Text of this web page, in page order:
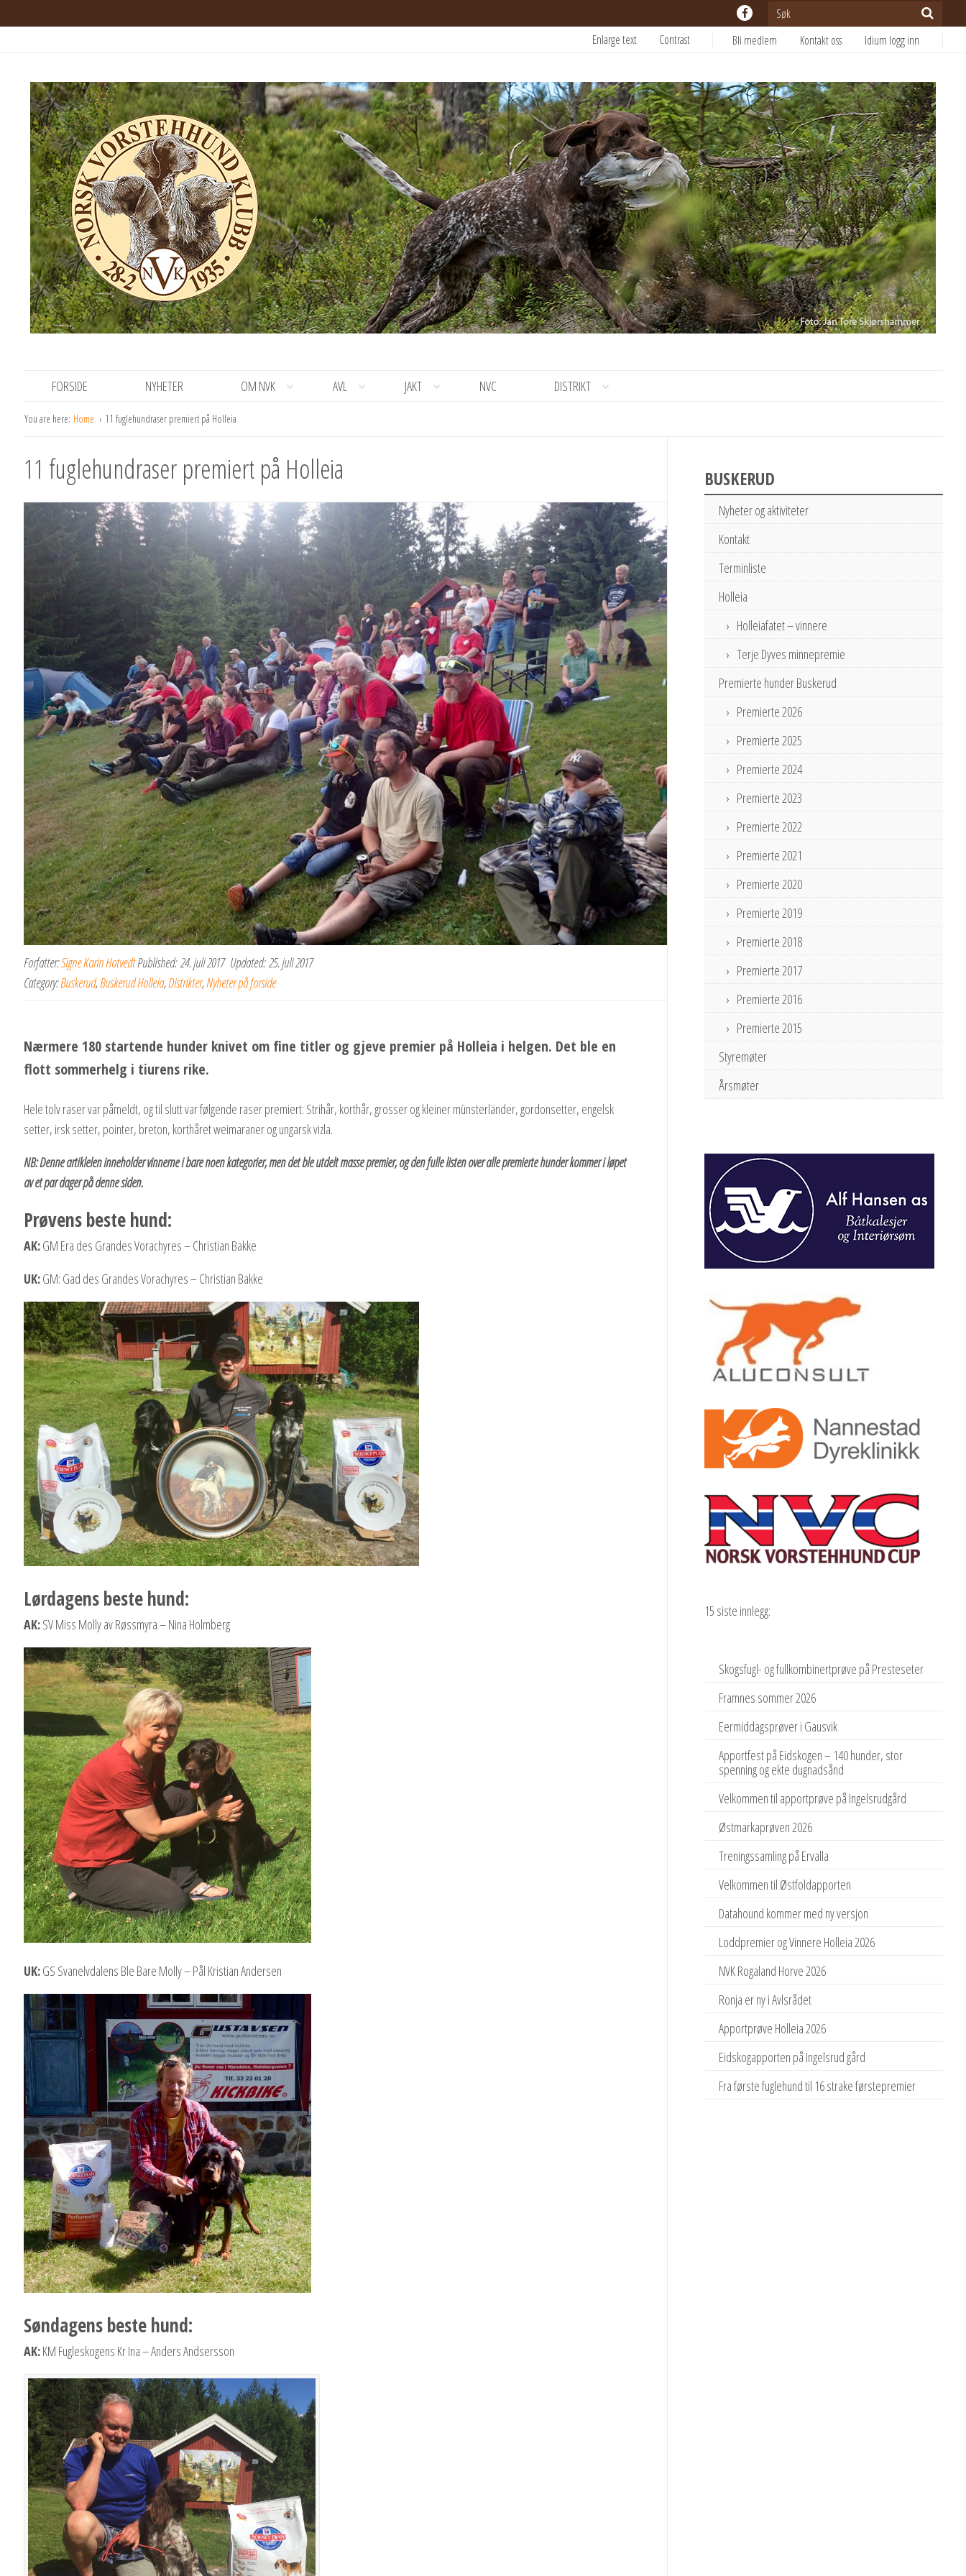
Enlarge text Contrast Bli medlem Kontakt oss Idium logg inn
FORSIDE NYHETER OM NVK AVL JAKT NVC DISTRIKT
You are here: Home 11 fuglehundraser premiert på Holleia
11 fuglehundraser premiert på Holleia
Forfatter:Signe Karin HotvedtPublished: 24. juli 2017 Updated: 25. juli 2017
Category:Buskerud,Buskerud Holleia,Distrikter,Nyheter på forside
Nærmere 180 startende hunder knivet om fine titler og gjeve premier på Holleia i helgen. Det ble en
flott sommerhelg i tiurens rike.
Hele tolv raser var påmeldt, og til slutt var følgende raser premiert: Strihår, korthår, grosser og kleiner münsterländer, gordonsetter, engelsk
setter, irsk setter, pointer, breton, korthåret weimaraner og ungarsk vizla.
NB: Denne artiklelen inneholder vinnerne i bare noen kategorier, men det ble utdelt masse premier, og den fulle listen over alle premierte hunder kommer i løpet
av et par dager på denne siden.
Prøvens beste hund:
AK:GM Era des Grandes Vorachyres – Christian Bakke
UK:GM: Gad des Grandes Vorachyres – Christian Bakke
Lørdagens beste hund:
AK:SV Miss Molly av Røssmyra – Nina Holmberg
UK:GS Svanelvdalens Ble Bare Molly – Pål Kristian Andersen
Søndagens beste hund:
AK:KM Fugleskogens Kr Ina – Anders Andsersson
BUSKERUD
Nyheter og aktiviteter
Kontakt
Terminliste
Holleia
Holleiafatet – vinnere
Terje Dyves minnepremie
Premierte hunder Buskerud
Premierte 2026
Premierte 2025
Premierte 2024
Premierte 2023
Premierte 2022
Premierte 2021
Premierte 2020
Premierte 2019
Premierte 2018
Premierte 2017
Premierte 2016
Premierte 2015
Styremøter
Årsmøter
15 siste innlegg:
Skogsfugl- og fullkombinertprøve på Presteseter
Framnes sommer 2026
Eermiddagsprøver i Gausvik
Apportfest på Eidskogen – 140 hunder, stor
spenning og ekte dugnadsånd
Velkommen til apportprøve på Ingelsrudgård
Østmarkaprøven 2026
Treningssamling på Ervalla
Velkommen til Østfoldapporten
Datahound kommer med ny versjon
Loddpremier og Vinnere Holleia 2026
NVK Rogaland Horve 2026
Ronja er ny i Avlsrådet
Apportprøve Holleia 2026
Eidskogapporten på Ingelsrud gård
Fra første fuglehund til 16 strake førstepremier